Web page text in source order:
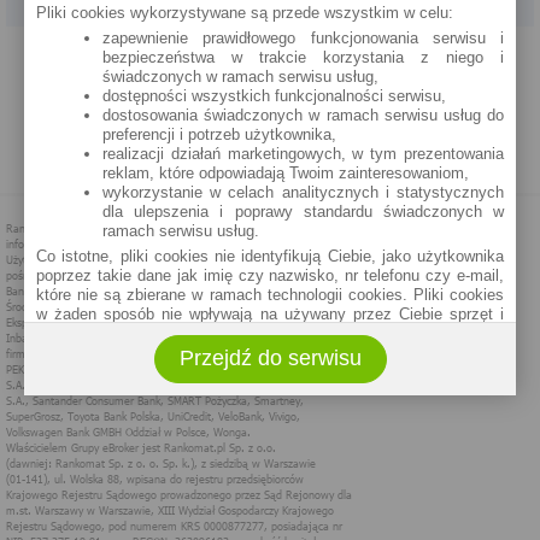
PROGRAM PARTNERSKI O NAS REKLAMA REGULAMIN
POLITYKA PRYWATNOŚCI POLITYKA COOKIES ZASADY PLASOWANIA
Pliki cookies wykorzystywane są przede wszystkim w celu:
zapewnienie prawidłowego funkcjonowania serwisu i
bezpieczeństwa w trakcie korzystania z niego i
świadczonych w ramach serwisu usług,
dostępności wszystkich funkcjonalności serwisu,
dostosowania świadczonych w ramach serwisu usług do
preferencji i potrzeb użytkownika,
realizacji działań marketingowych, w tym prezentowania
reklam, które odpowiadają Twoim zainteresowaniom,
wykorzystanie w celach analitycznych i statystycznych
dla ulepszenia i poprawy standardu świadczonych w
ramach serwisu usług.
Co istotne, pliki cookies nie identyfikują Ciebie, jako użytkownika
poprzez takie dane jak imię czy nazwisko, nr telefonu czy e-mail,
które nie są zbierane w ramach technologii cookies. Pliki cookies
w żaden sposób nie wpływają na używany przez Ciebie sprzęt i
Zakres wykorzystywania plików cookies możliwy jest do
określenia w ustawieniach przeglądarki każdego użytkownika. Bez
wprowadzenia zmian ustawień, informacje w plikach cookies mogą
być zapisywane w pamięci Twojego urządzenia.
Administratorem danych pozyskiwanych w technologii cookies jest
spółka Rankomat.pl Sp. z o.o. (dawniej: Rankomat Sp. z o. o. Sp.
k.) z siedzibą w Warszawie, ul. Wolska 88, 01 - 141 Warszawa.
Możesz jako użytkownik w każdym czasie skontaktować się z
administratorem pod adresem bok@ebroker.pl, jak również wyrazić
Przejdź do serwisu